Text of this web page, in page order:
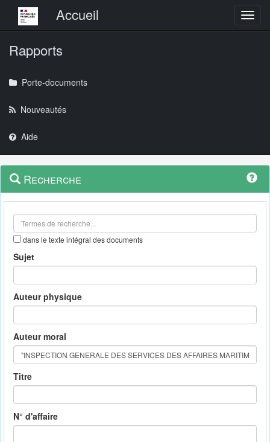
Menu principalAccueil
Rapports
Porte-documents
Nouveautés
Aide
Navigation
outils
Menu
contextuel
Recherche
dans le texte intégral des documents
Sujet
Auteur physique
Auteur moral
Titre
N° d'affaire